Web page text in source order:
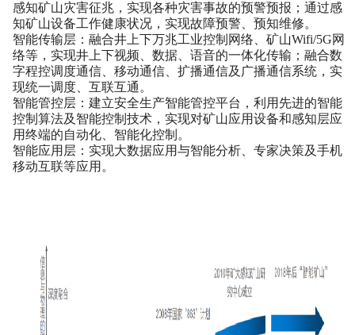
感知矿山灾害征兆，实现各种灾害事故的预警预报；通过感
知矿山设备工作健康状况，实现故障预警、预知维修。
智能传输层：融合井上下万兆工业控制网络、矿山Wifi/5G网
络等，实现井上下视频、数据、语音的一体化传输；融合数
字程控调度通信、移动通信、扩播通信及广播通信系统，实
现统一调度、互联互通。
智能管控层：建立安全生产智能管控平台，利用先进的智能
控制算法及智能控制技术，实现对矿山应用设备和感知层应
用终端的自动化、智能化控制。
智能应用层：实现大数据应用与智能分析、专家决策及手机
移动互联等应用。